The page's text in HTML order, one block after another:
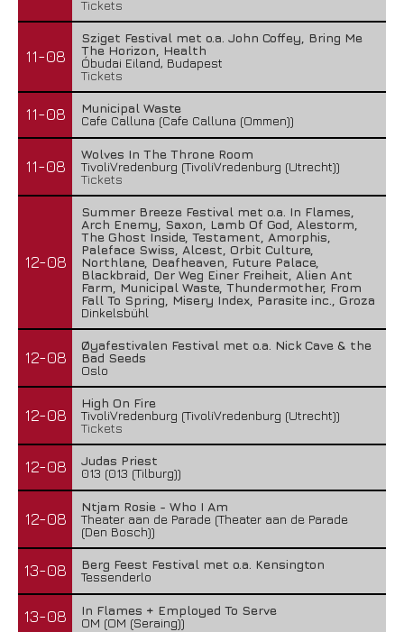
Tickets
11-08
Sziget Festival met o.a. John Coffey, Bring Me
The Horizon, Health
Óbudai Eiland, Budapest
Tickets
11-08
Municipal Waste
Cafe Calluna (Cafe Calluna (Ommen))
11-08
Wolves In The Throne Room
TivoliVredenburg (TivoliVredenburg (Utrecht))
Tickets
12-08
Summer Breeze Festival met o.a. In Flames,
Arch Enemy, Saxon, Lamb Of God, Alestorm,
The Ghost Inside, Testament, Amorphis,
Paleface Swiss, Alcest, Orbit Culture,
Northlane, Deafheaven, Future Palace,
Blackbraid, Der Weg Einer Freiheit, Alien Ant
Farm, Municipal Waste, Thundermother, From
Fall To Spring, Misery Index, Parasite inc., Groza
Dinkelsbühl
12-08
Øyafestivalen Festival met o.a. Nick Cave & the
Bad Seeds
Oslo
12-08
High On Fire
TivoliVredenburg (TivoliVredenburg (Utrecht))
Tickets
12-08
Judas Priest
013 (013 (Tilburg))
12-08
Ntjam Rosie - Who I Am
Theater aan de Parade (Theater aan de Parade
(Den Bosch))
13-08
Berg Feest Festival met o.a. Kensington
Tessenderlo
13-08
In Flames + Employed To Serve
OM (OM (Seraing))